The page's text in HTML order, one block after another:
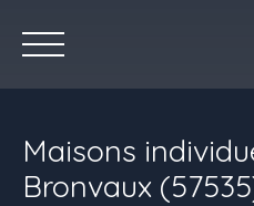
Maisons
Bronvaux